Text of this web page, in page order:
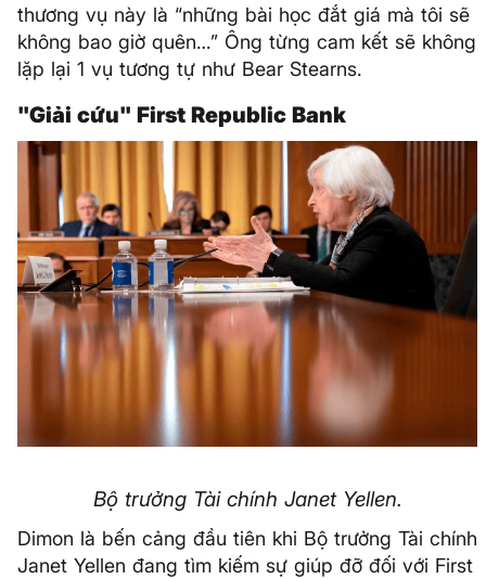
thương vụ này là “những bài học đắt giá mà tôi sẽ
không bao giờ quên…” Ông từng cam kết sẽ không
lặp lại 1 vụ tương tự như Bear Stearns.
"Giải cứu" First Republic Bank
Bộ trưởng Tài chính Janet Yellen.
Dimon là bến cảng đầu tiên khi Bộ trưởng Tài chính
Janet Yellen đang tìm kiếm sự giúp đỡ đối với First